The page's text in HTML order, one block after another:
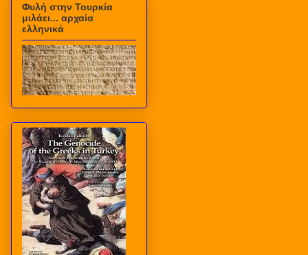
Φυλή στην Τουρκία
μιλάει... αρχαία
ελληνικά